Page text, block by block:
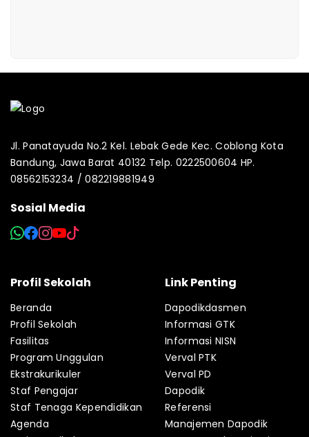
Jl. Panatayuda No.2 Kel. Lebak Gede Kec. Coblong Kota
Bandung, Jawa Barat 40132 Telp. 0222500604 HP.
08562153234 / 082219881949
Sosial Media
Profil Sekolah
Beranda
Profil Sekolah
Fasilitas
Program Unggulan
Ekstrakurikuler
Staf Pengajar
Staf Tenaga Kependidikan
Agenda
Link Penting
Dapodikdasmen
Informasi GTK
Informasi NISN
Verval PTK
Verval PD
Dapodik
Referensi
Manajemen Dapodik